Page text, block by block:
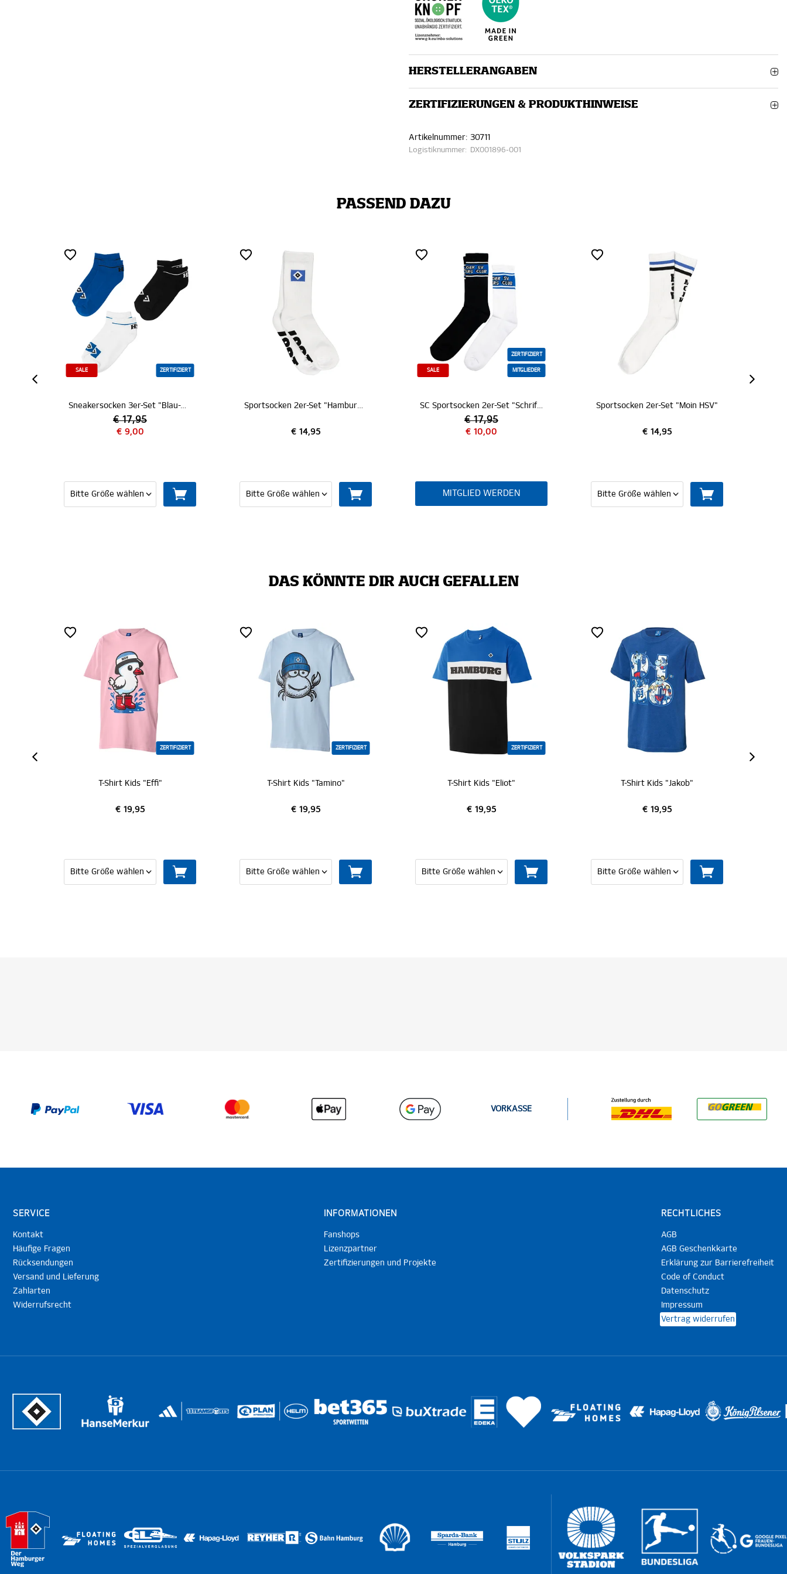
HERSTELLERANGABEN
ZERTIFIZIERUNGEN & PRODUKTHINWEISE
Artikelnummer: 30711
Logistiknummer: DX001896-001
PASSEND DAZU
ZERTIFIZIERT
Sneakersocken 3er-Set "Blau-Weiß-Schwarz" Sportsocken 2er-Set "Hamburger SV"
ZERTIFIZIERT
MITGLIEDER
SC Sportsocken 2er-Set "Schriftzug"
MITGLIED WERDEN
Sportsocken 2er-Set "Moin HSV" Baby Socken
DAS KÖNNTE DIR AUCH GEFALLEN
ZERTIFIZIERT
T-Shirt Kids "Effi"
€ 19,95
ZERTIFIZIERT
T-Shirt Kids "Tamino"
€ 19,95
ZERTIFIZIERT
T-Shirt Kids "Eliot"
€ 19,95
T-Shirt Kids "Jakob"
€ 19,95
VORKASSE
SERVICE
Kontakt
Häufige Fragen
Rücksendungen
Versand und Lieferung
Zahlarten
Widerrufsrecht
INFORMATIONEN
Fanshops
Lizenzpartner
Zertifizierungen und Projekte
RECHTLICHES
AGB
AGB Geschenkkarte
Erklärung zur Barrierefreiheit
Code of Conduct
Datenschutz
Impressum
Vertrag widerrufen